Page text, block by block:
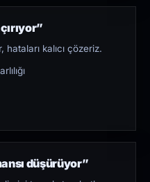
hataları kalıcı çözeriz.
düşürüyor”